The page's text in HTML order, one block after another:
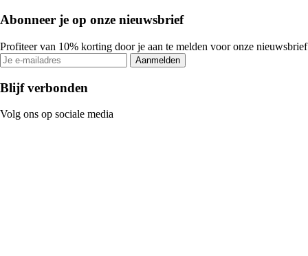
Abonneer je op onze nieuwsbrief
Profiteer van 10% korting door je aan te melden voor onze nieuwsbrief
Aanmelden
Blijf verbonden
Volg ons op sociale media